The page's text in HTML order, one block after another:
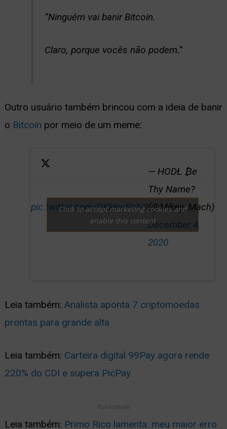
“Ninguém vai banir Bitcoin.
Claro, porque vocês não podem.”
Outro usuário também brincou com a ideia de banir
o Bitcoin por meio de um meme:
pic.twitter.com/DKkkwRIrN3
— HODŁ ₿e
Thy Name?
(@Mikey_Mach)
December 4,
2020
Click to accept marketing cookies and
enable this content
Leia também: Analista aponta 7 criptomoedas
prontas para grande alta
Leia também: Carteira digital 99Pay agora rende
220% do CDI e supera PicPay
Publicidade
Leia também: Primo Rico lamenta: meu maior erro